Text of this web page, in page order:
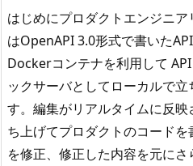
はじめにプロダクトエンジニア
はOpenAPI 3.0形式で書いた
Dockerコンテナを利用して
ックサーバとしてローカルで
す。 編集がリアルタイムに反
ち上げてプロダクトのコード
を修正、修正した内容を元に